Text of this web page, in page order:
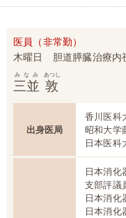
医員（非常勤）
木曜日 胆道膵臓治療内
三並
みなみ
敦
あつし
出身医局
香川医科
昭和大学
日本医科
日本消化
支部評議
日本消化
日本消化